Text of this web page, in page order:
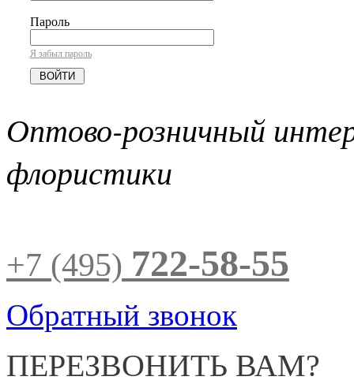
Пароль
Я забыл пароль
Оптово-розничный
флористики
+7 (495) 722-58-55
Обратный звонок
ПЕРЕЗВОНИТЬ ВАМ?